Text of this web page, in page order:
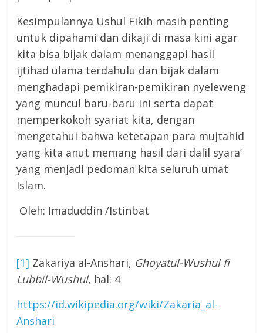
Kesimpulannya Ushul Fikih masih penting
untuk dipahami dan dikaji di masa kini agar
kita bisa bijak dalam menanggapi hasil
ijtihad ulama terdahulu dan bijak dalam
menghadapi pemikiran-pemikiran nyeleweng
yang muncul baru-baru ini serta dapat
memperkokoh syariat kita, dengan
mengetahui bahwa ketetapan para mujtahid
yang kita anut memang hasil dari dalil syara’
yang menjadi pedoman kita seluruh umat
Islam.
Oleh: Imaduddin /Istinbat
[1] Zakariya al-Anshari, Ghoyatul-Wushul fi
Lubbil-Wushul, hal: 4
https://id.wikipedia.org/wiki/Zakaria_al-
Anshari